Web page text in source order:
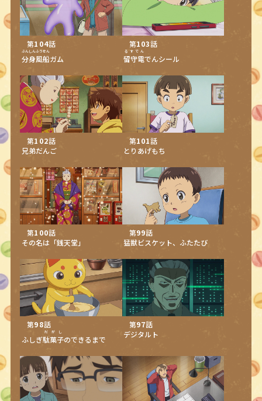
第104話
分身風船
ぶんしんふうせん
ガム
第103話
留守電
るすでん
でんシール
第102話
兄弟だんご
第101話
とりあげもち
第100話
その名は「銭天堂」
第99話
猛獣ビスケット、ふたたび
第98話
ふしぎ駄菓子
だがし
のできるまで
第97話
デジタルト